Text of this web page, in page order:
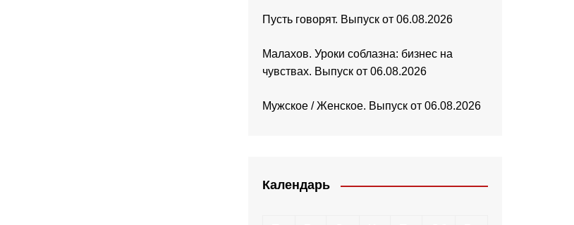
Пусть говорят. Выпуск от 06.08.2026
Малахов. Уроки соблазна: бизнес на
чувствах. Выпуск от 06.08.2026
Мужское / Женское. Выпуск от 06.08.2026
Календарь